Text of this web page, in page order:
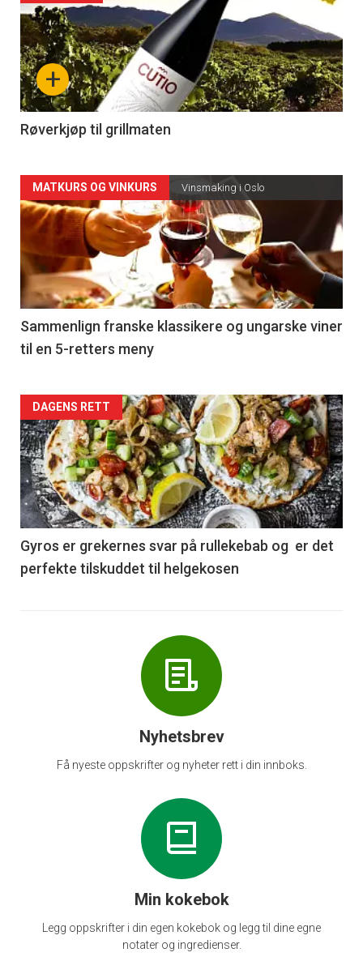
akkurat
nå
-
4
+
Røverkjøp til grillmaten
Forsiden
akkurat
nå
-
5
MATKURS OG VINKURS Vinsmaking i Oslo
Sammenlign franske klassikere og ungarske viner
til en 5-retters meny
Forsiden
akkurat
nå
-
6
DAGENS RETT
Gyros er grekernes svar på rullekebab og er det
perfekte tilskuddet til helgekosen
Nyhetsbrev
Få nyeste oppskrifter og nyheter rett i din innboks.
Min kokebok
Legg oppskrifter i din egen kokebok og legg til dine egne
notater og ingredienser.